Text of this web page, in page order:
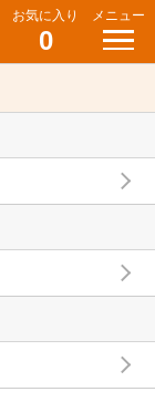
お気に入り
0
メニュー